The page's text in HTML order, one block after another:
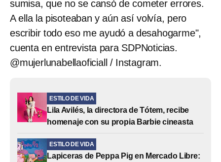
sumisa, que no se cansó de cometer errores.
A ella la pisoteaban y aún así volvía, pero
escribir todo eso me ayudó a desahogarme",
cuenta en entrevista para SDPNoticias.
@mujerlunabellaoficiall / Instagram.
ESTILO DE VIDA
Lila Avilés, la directora de Tótem, recibe
homenaje con su propia Barbie cineasta
ESTILO DE VIDA
Lapiceras de Peppa Pig en Mercado Libre: